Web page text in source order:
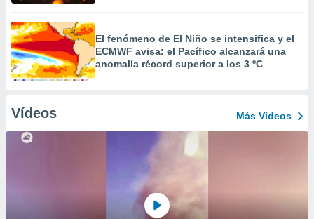
El fenómeno de El Niño se intensifica y el
ECMWF avisa: el Pacífico alcanzará una
anomalía récord superior a los 3 ºC
Vídeos Más Vídeos